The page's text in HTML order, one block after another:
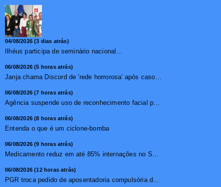
04/08/2026 (3 dias atrás)
Ilhéus participa de seminário nacional sobre turismo sustentável e captação de investimentos
06/08/2026 (5 horas atrás)
Janja chama Discord de 'rede horrorosa' após caso de suic�...
06/08/2026 (7 horas atrás)
Agência suspende uso de reconhecimento facial para chamada...
06/08/2026 (8 horas atrás)
Entenda o que é um ciclone-bomba
06/08/2026 (9 horas atrás)
Medicamento reduz em até 85% internações no SUS por fibr...
06/08/2026 (12 horas atrás)
PGR troca pedido de aposentadoria compulsória de Buzzi por...